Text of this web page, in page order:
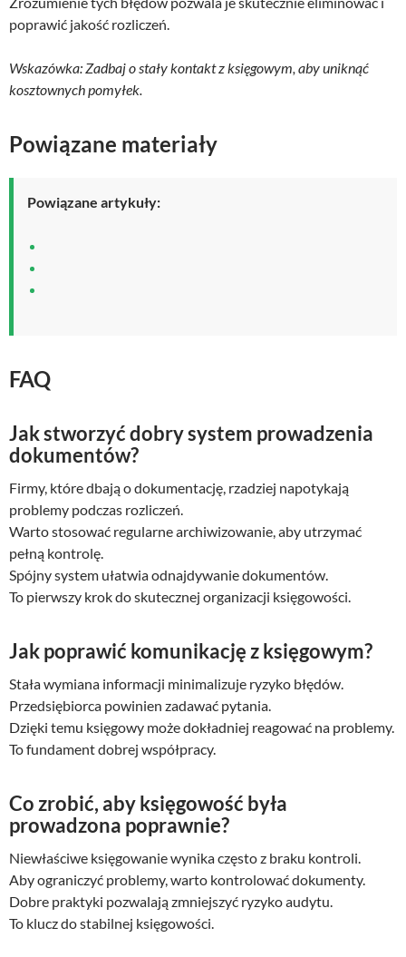
poprawić jakość rozliczeń.
Wskazówka: Zadbaj o stały kontakt z księgowym, aby uniknąć
kosztownych pomyłek.
Powiązane materiały
Powiązane artykuły:
FAQ
Jak stworzyć dobry system prowadzenia
dokumentów?
Firmy, które dbają o dokumentację, rzadziej napotykają
problemy podczas rozliczeń.
Warto stosować regularne archiwizowanie, aby utrzymać
pełną kontrolę.
Spójny system ułatwia odnajdywanie dokumentów.
To pierwszy krok do skutecznej organizacji księgowości.
Jak poprawić komunikację z księgowym?
Stała wymiana informacji minimalizuje ryzyko błędów.
Przedsiębiorca powinien zadawać pytania.
Dzięki temu księgowy może dokładniej reagować na problemy.
To fundament dobrej współpracy.
Co zrobić, aby księgowość była
prowadzona poprawnie?
Niewłaściwe księgowanie wynika często z braku kontroli.
Aby ograniczyć problemy, warto kontrolować dokumenty.
Dobre praktyki pozwalają zmniejszyć ryzyko audytu.
To klucz do stabilnej księgowości.